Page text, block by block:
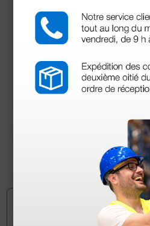
Camilla de madera para
secciones - azul